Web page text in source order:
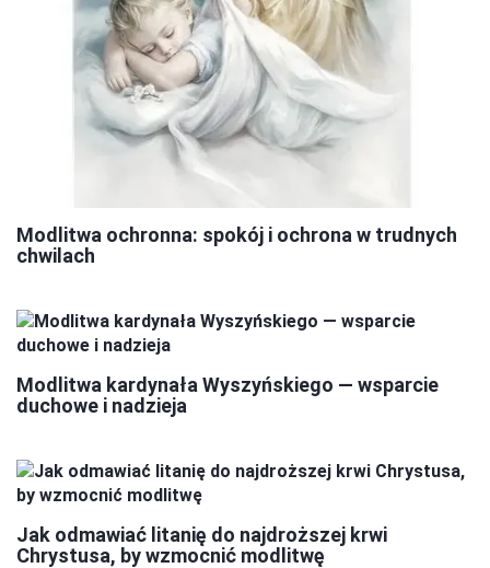
Modlitwa ochronna: spokój i ochrona w trudnych
chwilach
Modlitwa kardynała Wyszyńskiego — wsparcie
duchowe i nadzieja
Jak odmawiać litanię do najdroższej krwi
Chrystusa, by wzmocnić modlitwę